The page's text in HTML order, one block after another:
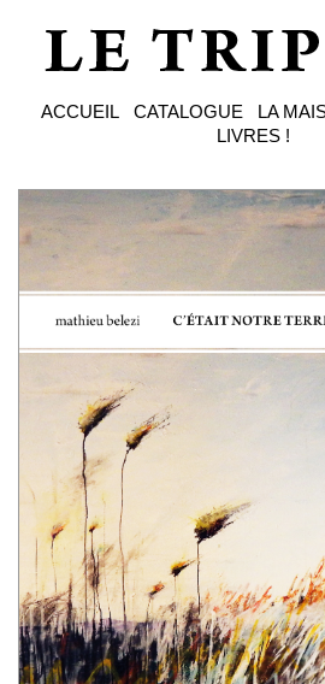
ACCUEIL CATALOGUE LA
LIVRES !